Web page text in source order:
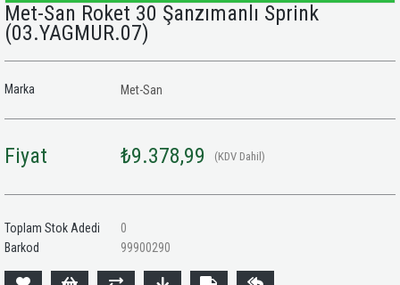
Met-San Roket 30 Şanzımanlı Sprink
(03.YAGMUR.07)
Marka Met-San
Fiyat ₺9.378,99 (KDV Dahil)
Toplam Stok Adedi
0
Barkod
99900290